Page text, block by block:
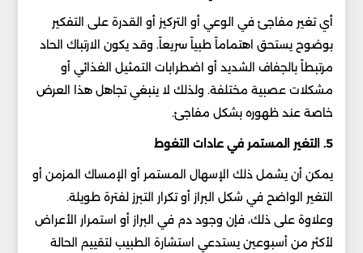
أي تغير مفاجئ في الوعي أو التركيز أو القدرة على التفكير
بوضوح يستحق اهتماماً طبياً سريعاً. وقد يكون الارتباك الحاد
مرتبطاً بالجفاف الشديد أو اضطرابات التمثيل الغذائي أو
مشكلات عصبية مختلفة. ولذلك لا ينبغي تجاهل هذا العرض
خاصة عند ظهوره بشكل مفاجئ.
5. التغير المستمر في عادات التغوط
يمكن أن يشمل ذلك الإسهال المستمر أو الإمساك المزمن أو
التغير الواضح في شكل البراز أو تكرار التبرز لفترة طويلة.
وعلاوة على ذلك، فإن وجود دم في البراز أو استمرار الأعراض
لأكثر من أسبوعين يستدعي استشارة الطبيب لتقييم الحالة